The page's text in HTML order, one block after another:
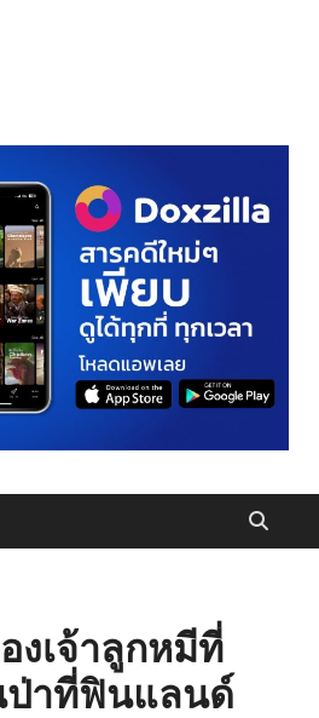
งเจ้าลูกหมีที่
ป่าที่ฟินแลนด์